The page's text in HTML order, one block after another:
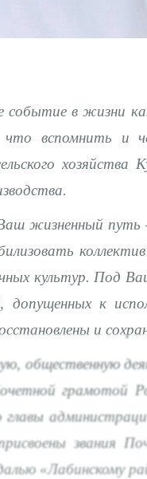
событие в жизни
вспомнить и
хозяйства
жизненный путь
культур. Под
допущенных к
и
общественную
грамотой
звания
«Лабинскому